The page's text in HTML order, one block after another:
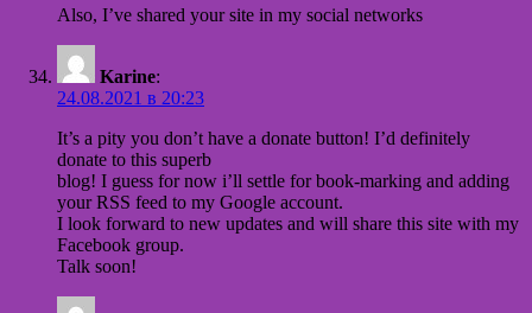
Also, I’ve shared your site in my social networks
Karine:
24.08.2021 в 20:23
It’s a pity you don’t have a donate button! I’d definitely
donate to this superb
blog! I guess for now i’ll settle for book-marking and adding
your RSS feed to my Google account.
I look forward to new updates and will share this site with my
Facebook group.
Talk soon!